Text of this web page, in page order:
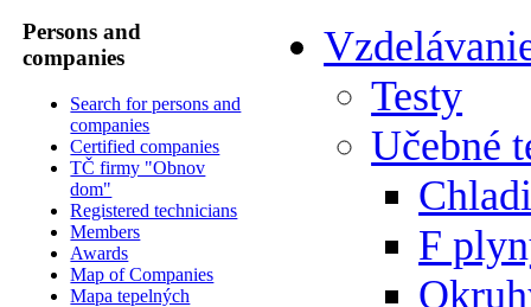
Persons and
companies
Search for persons and
companies
Certified companies
TČ firmy "Obnov
dom"
Registered technicians
Members
Awards
Map of Companies
Mapa tepelných
Testy
Učebné
F